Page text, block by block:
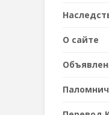
О сайте